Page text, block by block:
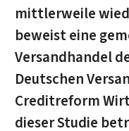
mittlerweile
beweist eine
Versandhandel
Deutschen
Creditreform
dieser Studie